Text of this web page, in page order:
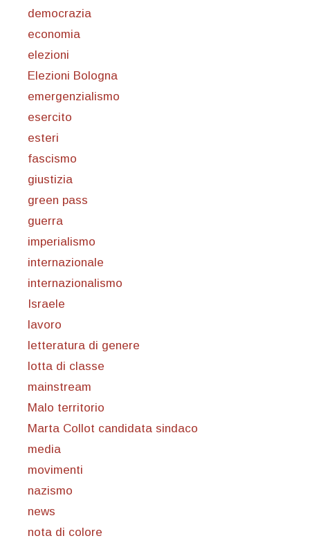
democrazia
economia
elezioni
Elezioni Bologna
emergenzialismo
esercito
esteri
fascismo
giustizia
green pass
guerra
imperialismo
internazionale
internazionalismo
Israele
lavoro
letteratura di genere
lotta di classe
mainstream
Malo territorio
Marta Collot candidata sindaco
media
movimenti
nazismo
news
nota di colore